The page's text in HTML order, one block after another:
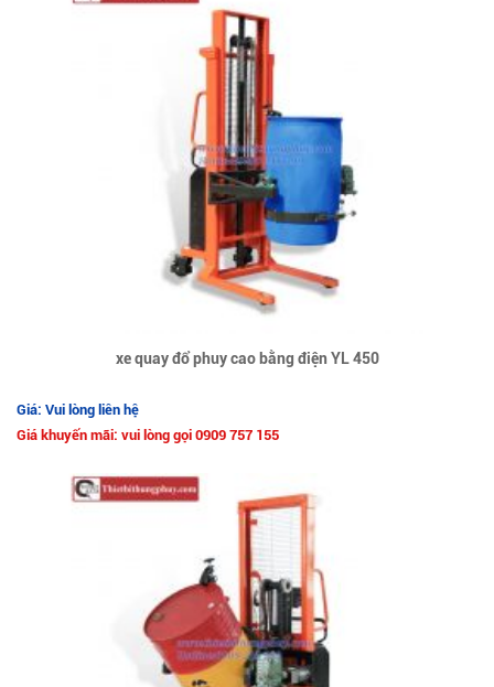
xe quay đổ phuy cao bằng điện YL 450
Giá: Vui lòng liên hệ
Giá khuyến mãi: vui lòng gọi 0909 757 155